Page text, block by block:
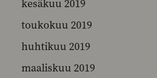
kesäkuu 2019
toukokuu 2019
huhtikuu 2019
maaliskuu 2019